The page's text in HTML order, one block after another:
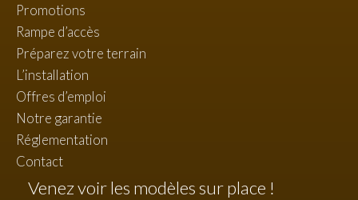
Promotions
Rampe d’accès
Préparez votre terrain
L’installation
Offres d’emploi
Notre garantie
Réglementation
Contact
Venez voir les modèles sur place !